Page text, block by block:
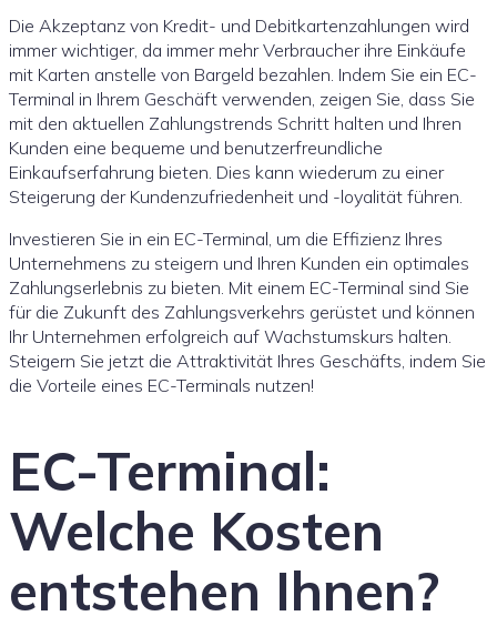
Die Akzeptanz von Kredit- und Debitkartenzahlungen wird
immer wichtiger, da immer mehr Verbraucher ihre Einkäufe
mit Karten anstelle von Bargeld bezahlen. Indem Sie ein EC-
Terminal in Ihrem Geschäft verwenden, zeigen Sie, dass Sie
mit den aktuellen Zahlungstrends Schritt halten und Ihren
Kunden eine bequeme und benutzerfreundliche
Einkaufserfahrung bieten. Dies kann wiederum zu einer
Steigerung der Kundenzufriedenheit und -loyalität führen.
Investieren Sie in ein EC-Terminal, um die Effizienz Ihres
Unternehmens zu steigern und Ihren Kunden ein optimales
Zahlungserlebnis zu bieten. Mit einem EC-Terminal sind Sie
für die Zukunft des Zahlungsverkehrs gerüstet und können
Ihr Unternehmen erfolgreich auf Wachstumskurs halten.
Steigern Sie jetzt die Attraktivität Ihres Geschäfts, indem Sie
die Vorteile eines EC-Terminals nutzen!
EC-Terminal:
Welche Kosten
entstehen Ihnen?